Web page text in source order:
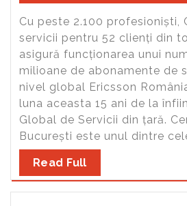
Cu peste 2.100 profesioniști,
servicii pentru 52 clienți din
asigură funcționarea unui
milioane de abonamente de
nivel global Ericsson
luna aceasta 15 ani de la
Global de Servicii din țară.
București este unul dintre
Read Full